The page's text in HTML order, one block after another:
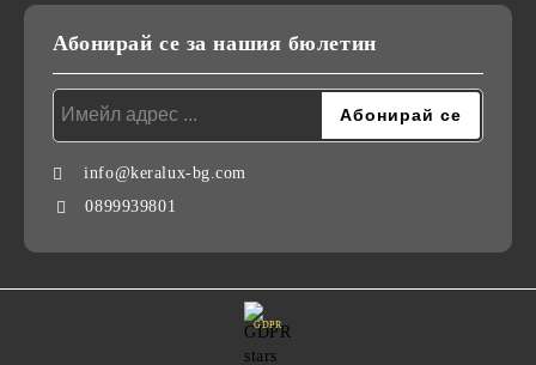
Абонирай се за нашия бюлетин
info@keralux-bg.com
0899939801
GDPR